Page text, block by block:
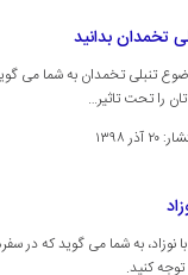
تخمدان بدانید
تنبلی تخمدان به شما می
را تحت تاثیر…
۲۰ آذر ۱۳۹۸
به شما می گوید که در
کنید.